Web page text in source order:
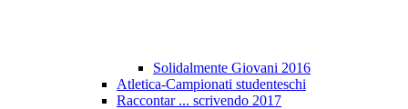
Solidalmente Giovani 2016
Atletica-Campionati studenteschi
Raccontar ... scrivendo 2017